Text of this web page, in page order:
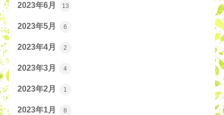
2023年6月 13
2023年5月 6
2023年4月 2
2023年3月 4
2023年2月 1
2023年1月 8